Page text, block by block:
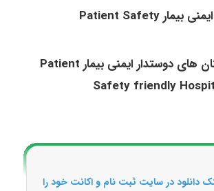
شاخص های ایمنی بیمار Patient Safety
برنامه بیمارستان های دوستدار ایمنی بیمار Patient
Safety friendly
دانلود در سایت ثبت نام و اکانت خود را